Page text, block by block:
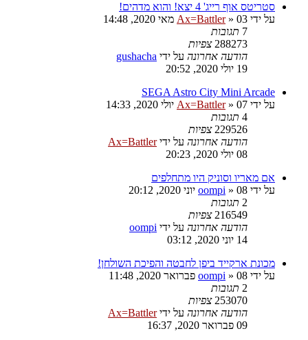
סטריטס אוף רייג' 4 יצא! והוא מדהים!
על ידי
Ax=Battler» 03 מאי 2020, 14:48
7 תגובות
288273 צפיות
הודעה אחרונה על ידי gushacha
19 יולי 2020, 20:52
SEGA Astro City Mini Arcade
על ידי
Ax=Battler» 07 יולי 2020, 14:33
4 תגובות
229526 צפיות
הודעה אחרונה על ידיAx=Battler
08 יולי 2020, 20:23
אם מאריו וסוניק היו מתחלפים
על ידי
oompi » 08 יוני 2020, 20:12
2 תגובות
216549 צפיות
הודעה אחרונה על ידי oompi
14 יוני 2020, 03:12
מכונת ארקייד ביפן לחבטה והפיכת השולחן!
על ידי
oompi » 08 פברואר 2020, 11:48
2 תגובות
253070 צפיות
הודעה אחרונה על ידיAx=Battler
09 פברואר 2020, 16:37